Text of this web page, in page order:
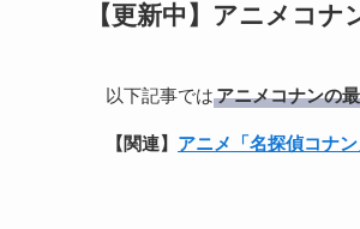
【更新中】アニメコナ
以下記事ではアニメコナンの
【関連】 アニメ「名探偵コナ